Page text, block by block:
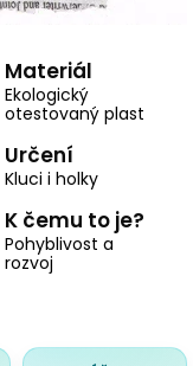
Materiál
Ekologický
otestovaný plast
Určení
Kluci i holky
K čemu to je?
Pohyblivost a
rozvoj